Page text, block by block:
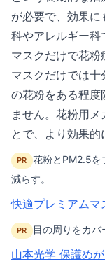
が必要で、効果
科やアレルギー科
マスクだけで花粉
マスクだけでは
の花粉をある程度
ません。花粉用
とで、より効果的
PR
花粉とPM2.5を
減らす。
快適プレミアムマ
PR 目の周りをカバ
山本光学 保護め